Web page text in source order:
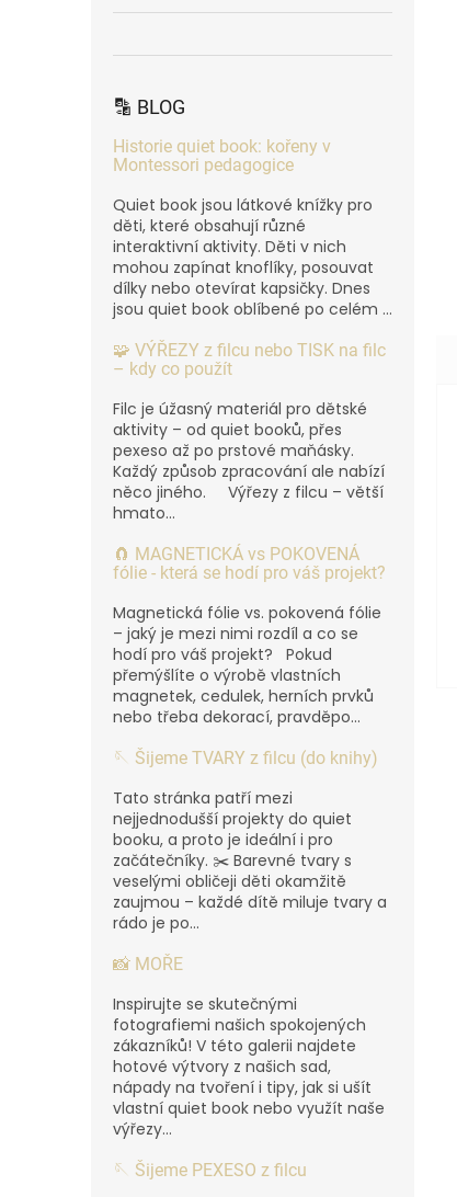
🔡 BLOG
Historie quiet book: kořeny v
Montessori pedagogice
Quiet book jsou látkové knížky pro
děti, které obsahují různé
interaktivní aktivity. Děti v nich
mohou zapínat knoflíky, posouvat
dílky nebo otevírat kapsičky. Dnes
jsou quiet book oblíbené po celém ...
🧩 VÝŘEZY z filcu nebo TISK na filc
– kdy co použít
Filc je úžasný materiál pro dětské
aktivity – od quiet booků, přes
pexeso až po prstové maňásky.
Každý způsob zpracování ale nabízí
něco jiného. Výřezy z filcu – větší
hmato...
🧲 MAGNETICKÁ vs POKOVENÁ
fólie - která se hodí pro váš projekt?
Magnetická fólie vs. pokovená fólie
– jaký je mezi nimi rozdíl a co se
hodí pro váš projekt? Pokud
přemýšlíte o výrobě vlastních
magnetek, cedulek, herních prvků
nebo třeba dekorací, pravděpo...
🪡 Šijeme TVARY z filcu (do knihy)
Tato stránka patří mezi
nejjednodušší projekty do quiet
booku, a proto je ideální i pro
začátečníky. ✂️ Barevné tvary s
veselými obličeji děti okamžitě
zaujmou – každé dítě miluje tvary a
rádo je po...
📸 MOŘE
Inspirujte se skutečnými
fotografiemi našich spokojených
zákazníků! V této galerii najdete
hotové výtvory z našich sad,
nápady na tvoření i tipy, jak si ušít
vlastní quiet book nebo využít naše
výřezy...
🪡 Šijeme PEXESO z filcu